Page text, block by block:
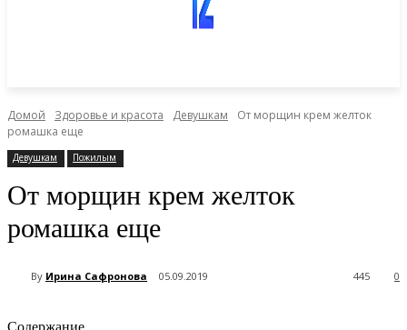
Домой Здоровье и красота Девушкам
От морщин крем желток
ромашка еще
Девушкам Пожилым
От морщин крем желток
ромашка еще
By Ирина Сафронова 05.09.2019 0
445
Содержание